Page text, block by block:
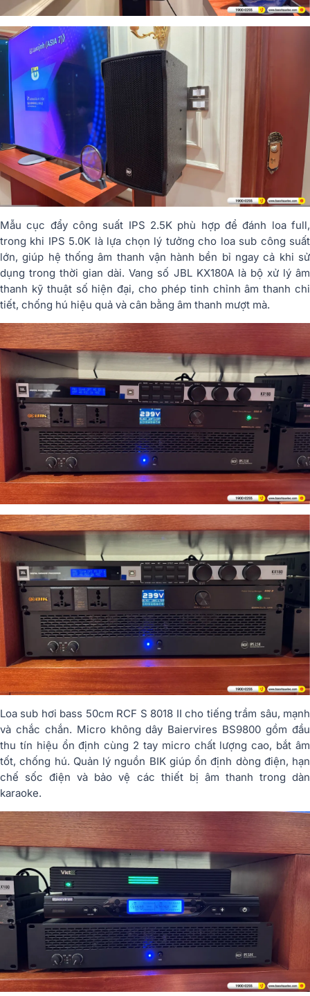
Mẫu cục đẩy công suất IPS 2.5K phù hợp để đánh loa full,
trong khi IPS 5.0K là lựa chọn lý tưởng cho loa sub công suất
lớn, giúp hệ thống âm thanh vận hành bền bỉ ngay cả khi sử
dụng trong thời gian dài. Vang số JBL KX180A là bộ xử lý âm
thanh kỹ thuật số hiện đại, cho phép tinh chỉnh âm thanh chi
tiết, chống hú hiệu quả và cân bằng âm thanh mượt mà.
Loa sub hơi bass 50cm RCF S 8018 II cho tiếng trầm sâu, mạnh
và chắc chắn. Micro không dây Baiervires BS9800 gồm đầu
thu tín hiệu ổn định cùng 2 tay micro chất lượng cao, bắt âm
tốt, chống hú. Quản lý nguồn BIK giúp ổn định dòng điện, hạn
chế sốc điện và bảo vệ các thiết bị âm thanh trong dàn
karaoke.